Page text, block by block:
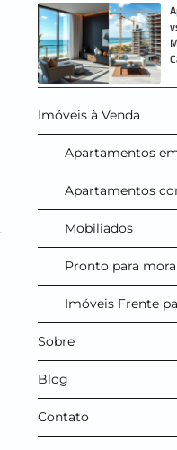
Imóveis à Venda
Apartamentos
Apartamentos
Mobiliados
Pronto para
Imóveis Frente
Sobre
Blog
Contato